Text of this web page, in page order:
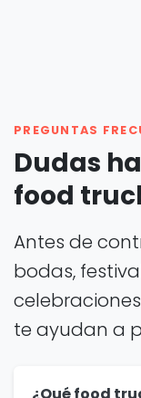
PREGUNTAS
Dudas
food
Antes de
bodas,
te ayudan a